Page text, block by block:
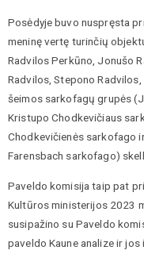
Posėdyje buvo nuspręsta
meninę vertę turinčių
Radvilos Perkūno, Jonušo
Radvilos, Stepono
šeimos sarkofagų grupės
Kristupo Chodkevičiaus
Chodkevičienės sarkofago
Farensbach sarkofago)
Paveldo komisija taip pat
Kultūros ministerijos 2023
susipažino su Paveldo
paveldo Kaune analize ir